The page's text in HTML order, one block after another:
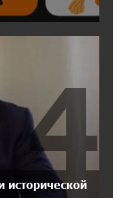
в Ванадзоре:
уничтожить
исторической
4